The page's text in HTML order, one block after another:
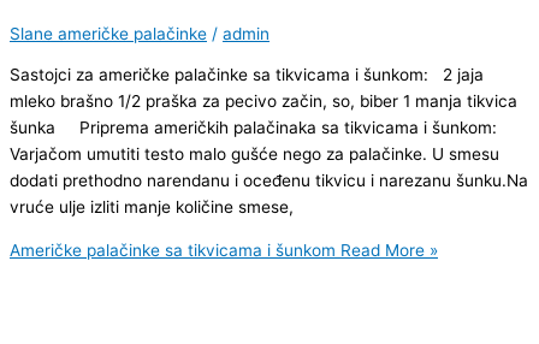
Slane američke palačinke / admin
Sastojci za američke palačinke sa tikvicama i šunkom: 2 jaja
mleko brašno 1/2 praška za pecivo začin, so, biber 1 manja tikvica
šunka Priprema američkih palačinaka sa tikvicama i šunkom:
Varjačom umutiti testo malo gušće nego za palačinke. U smesu
dodati prethodno narendanu i oceđenu tikvicu i narezanu šunku.Na
vruće ulje izliti manje količine smese,
Američke palačinke sa tikvicama i šunkom Read More »